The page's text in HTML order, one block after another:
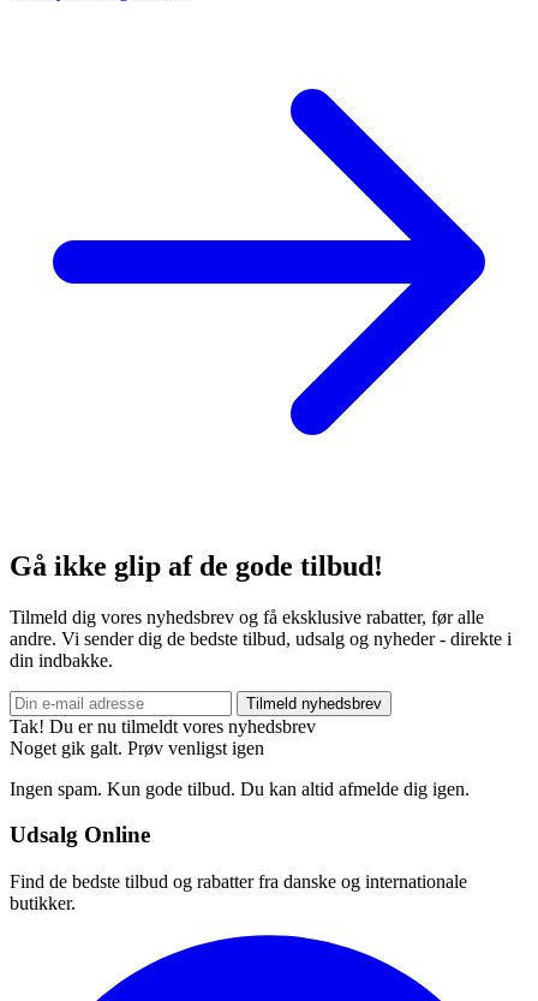
Gå ikke glip af de gode tilbud!
Tilmeld dig vores nyhedsbrev og få eksklusive rabatter, før alle
andre. Vi sender dig de bedste tilbud, udsalg og nyheder - direkte i
din indbakke.
Tilmeld nyhedsbrev
Tak! Du er nu tilmeldt vores nyhedsbrev
Noget gik galt. Prøv venligst igen
Ingen spam. Kun gode tilbud. Du kan altid afmelde dig igen.
Udsalg Online
Find de bedste tilbud og rabatter fra danske og internationale
butikker.